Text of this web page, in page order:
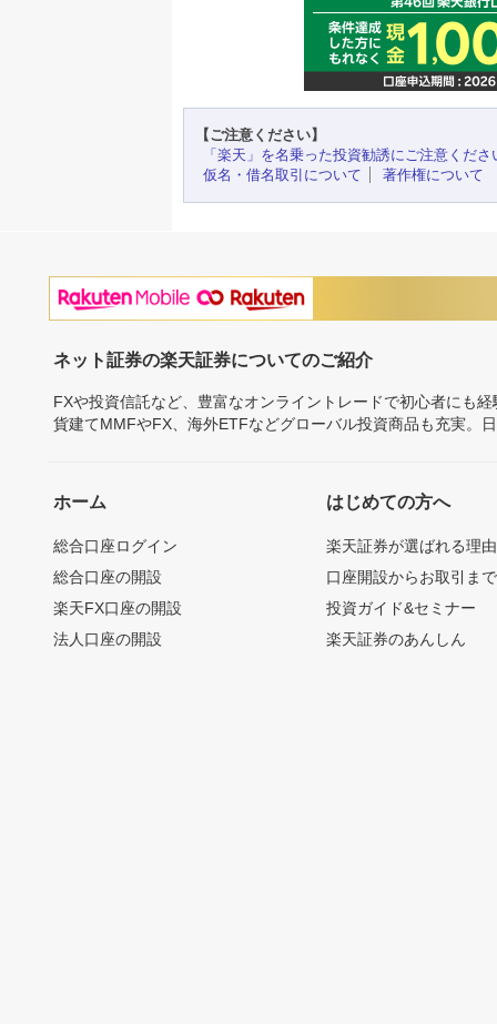
【ご注意ください】
「楽天」を名乗った投資勧誘にご注意くださ
仮名・借名取引について
著作権について
ネット証券の楽天証券についてのご紹介
FXや投資信託など、豊富なオンライントレードで初心者にも
貨建てMMFやFX、海外ETFなどグローバル投資商品も充実。
ホーム
総合口座ログイン
総合口座の開設
楽天FX口座の開設
法人口座の開設
はじめての方へ
楽天証券が選ばれる理由
口座開設からお取引ま
投資ガイド&セミナー
楽天証券のあんしん